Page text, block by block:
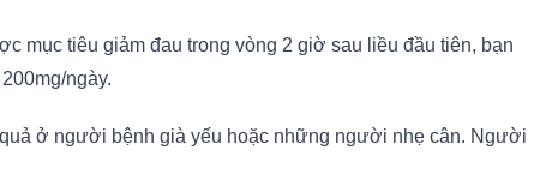
mục tiêu giảm đau trong vòng 2 giờ sau liều đầu tiên, bạn
ngày.
ở người bệnh già yếu hoặc những người nhẹ cân. Người